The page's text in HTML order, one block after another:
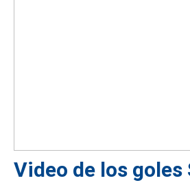
Video de los goles